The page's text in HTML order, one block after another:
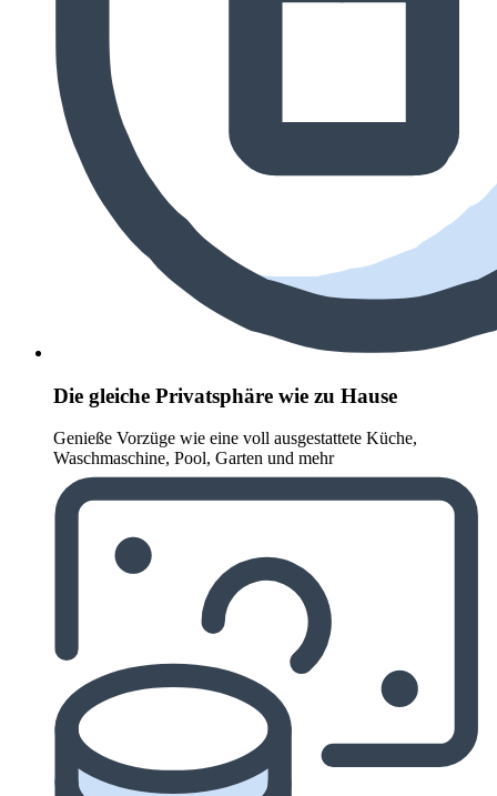
Die gleiche Privatsphäre wie zu Hause
Genieße Vorzüge wie eine voll ausgestattete Küche,
Waschmaschine, Pool, Garten und mehr